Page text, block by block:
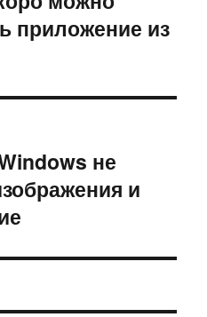
приложение из
не
и